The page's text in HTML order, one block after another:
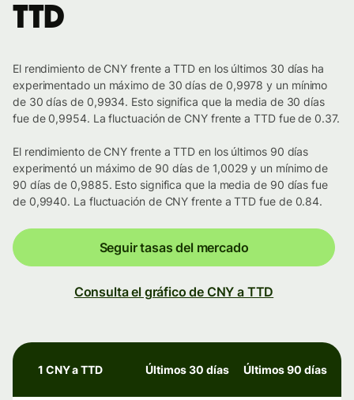
TTD
El rendimiento de CNY frente a TTD en los últimos 30 días ha
experimentado un máximo de 30 días de 0,9978 y un mínimo
de 30 días de 0,9934. Esto significa que la media de 30 días
fue de 0,9954. La fluctuación de CNY frente a TTD fue de 0.37.
El rendimiento de CNY frente a TTD en los últimos 90 días
experimentó un máximo de 90 días de 1,0029 y un mínimo de
90 días de 0,9885. Esto significa que la media de 90 días fue
de 0,9940. La fluctuación de CNY frente a TTD fue de 0.84.
Seguir tasas del mercado
Consulta el gráfico de CNY a TTD
1 CNY a TTD Últimos 30 días Últimos 90 días